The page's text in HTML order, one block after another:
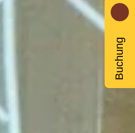
Buchung